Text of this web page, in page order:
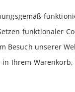
funktionaler
Besuch unserer
Ihrem Warenkorb,